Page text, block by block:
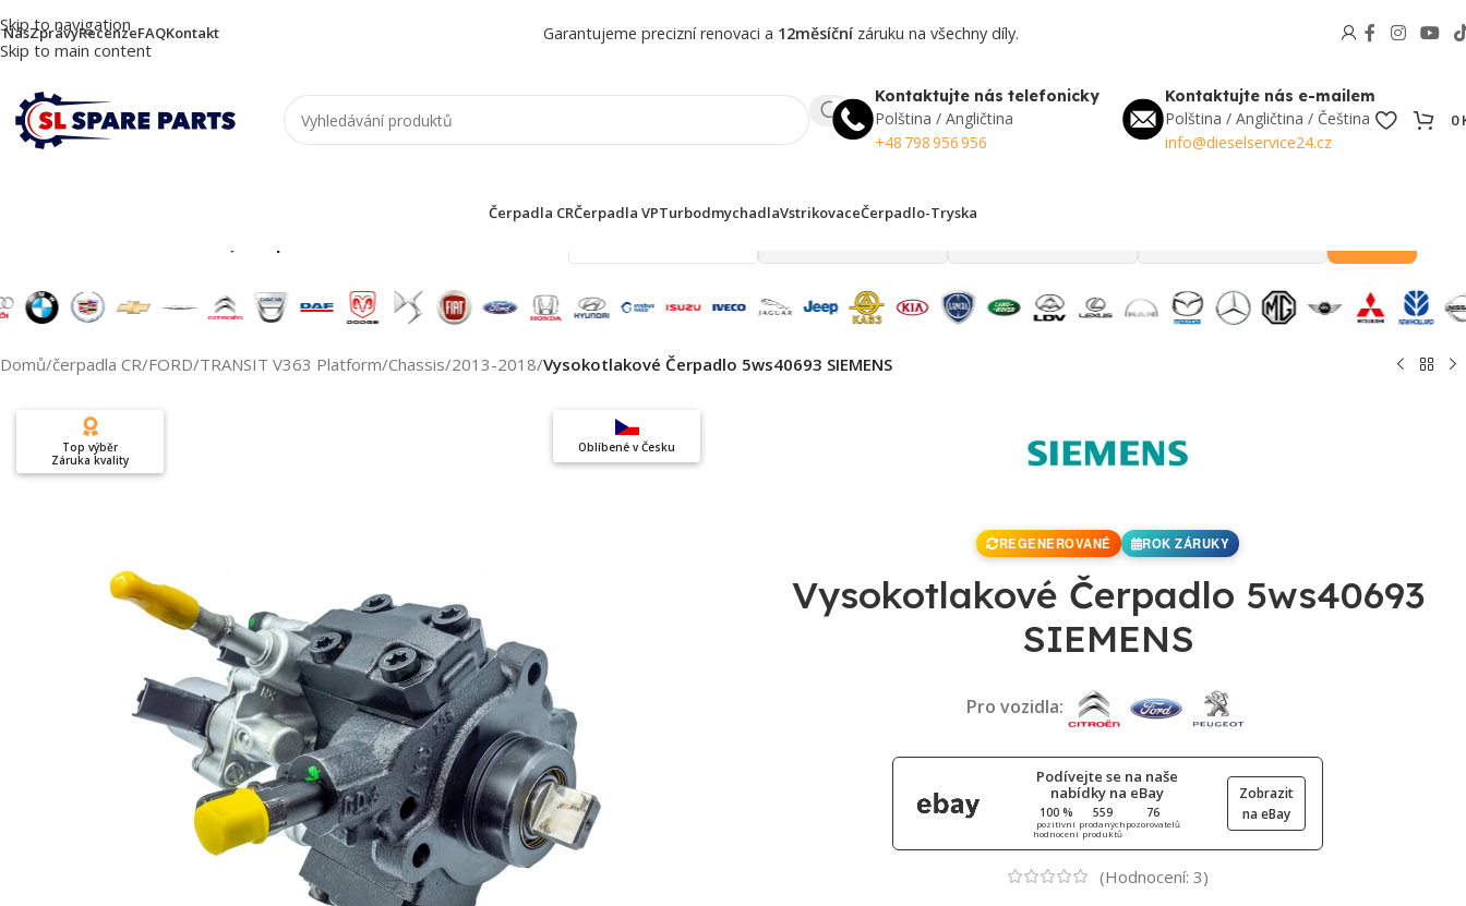
Skip to navigation
Skip to main content
NásZprávyRecenzeFAQKontakt Garantujeme precizní renovaci a 12měsíčnízáruku na všechny díly.
Kontaktujte nás telefonicky
Polština / Angličtina
+48 798 956 956
Kontaktujte nás e-mailem
Polština / Angličtina / Čeština
info@dieselservice24.cz
0
Čerpadla CRČerpadla VPTurbodmychadlaVstrikovaceČerpadlo-Tryska
Domů/čerpadla CR/FORD/TRANSIT V363 Platform/Chassis/2013-2018/Vysokotlakové Čerpadlo 5ws40693 SIEMENS
Oblíbené v Česku
Top výběr
Záruka kvality
REGENEROVANÉ ROK ZÁRUKY
Vysokotlakové Čerpadlo 5ws40693
SIEMENS
Pro vozidla:
Podívejte se na naše
nabídky na eBay
100 %
pozitivní
hodnocení
559
prodaných
produktů
76
pozorovatelů
Zobrazit
na eBay
(Hodnocení: 3)